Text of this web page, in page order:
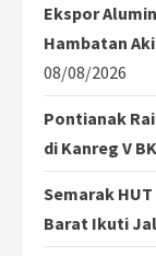
Ekspor
Hambatan
08/08/2026
Pontianak
di Kanreg V
Semarak
Barat Ikuti